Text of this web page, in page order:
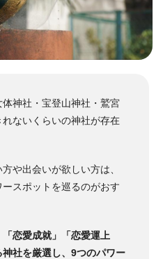
神社・宝登山神社・鷲宮
ないくらいの神社が存在
や出会いが欲しい方は、
スポットを巡るのがおす
「恋愛成就」「恋愛運上
社を厳選し、9つのパワー